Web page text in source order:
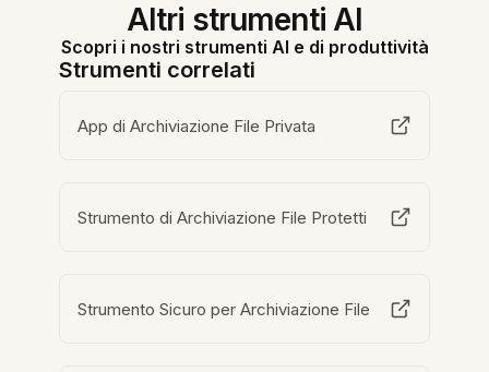
Altri strumenti AI
Scopri i nostri strumenti AI e di produttività
Strumenti correlati
App di Archiviazione File Privata
Strumento di Archiviazione File Protetti
Strumento Sicuro per Archiviazione File